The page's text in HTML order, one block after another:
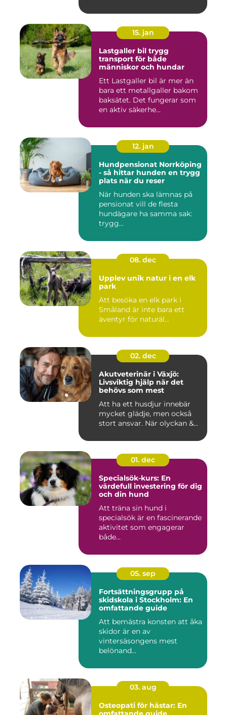
15. jan
Lastgaller bil trygg
transport för både
människor och hundar
Ett Lastgaller bil är mer än
bara ett metallgaller bakom
baksätet. Det fungerar som
en aktiv säkerhe...
12. jan
Hundpensionat Norrköping
- så hittar hunden en trygg
plats när du reser
När hunden ska lämnas på
pensionat vill de flesta
hundägare ha samma sak:
trygg...
08. dec
Upplev unik natur i en elk
park
Att besöka en elk park i
Småland är inte bara ett
äventyr för naturäl...
02. dec
Akutveterinär i Växjö:
Livsviktig hjälp när det
behövs som mest
Att ha ett husdjur innebär
mycket glädje, men också
stort ansvar. När olyckan &...
01. dec
Specialsök-kurs: En
värdefull investering för dig
och din hund
Att träna sin hund i
specialsök är en fascinerande
aktivitet som engagerar
både...
05. sep
Fortsättningsgrupp på
skidskola i Stockholm: En
omfattande guide
Att bemästra konsten att åka
skidor är en av
vintersäsongens mest
belönand...
03. aug
Osteopati för hästar: En